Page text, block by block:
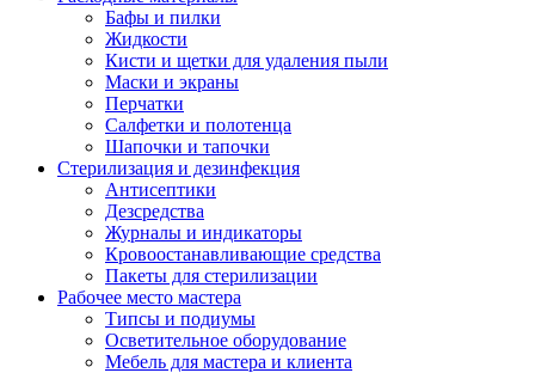
Бафы и пилки
Жидкости
Кисти и щетки для удаления пыли
Маски и экраны
Перчатки
Салфетки и полотенца
Шапочки и тапочки
Стерилизация и дезинфекция
Антисептики
Дезсредства
Журналы и индикаторы
Кровоостанавливающие средства
Пакеты для стерилизации
Рабочее место мастера
Типсы и подиумы
Осветительное оборудование
Мебель для мастера и клиента